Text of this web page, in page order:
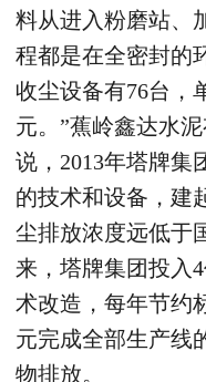
料从进入粉磨站、
程都是在全密封的
收尘设备有76台，
元。”蕉岭鑫达水
说，2013年塔牌集
的技术和设备，建
尘排放浓度远低于
来，塔牌集团投入
术改造，每年节约
元完成全部生产线
物排放。